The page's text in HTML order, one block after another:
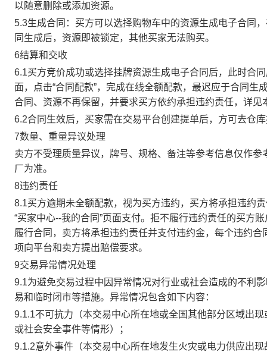
以随意删除或添加资源。
5.3生成合同：买方可以选择购物车中的资源生成电子合同
同生成后，资源即被锁定，其他买家无法购买。
6结算和交收
6.1买方竞价成功或选择挂牌资源生成电子合同后，此时合
面，点击“合同配款”，完成在线全额配款，最迟应于合同
合同、资源不再保留，并要求买方依约承担违约责任，详见
6.2合同生效后，买家需在交易平台创建提单后，方可去仓
7数量、重量异议处理
卖方不受理质量异议，牌号、规格、备注等参考信息仅作
厂为准。
8违约责任
8.1买方逾期未全额配款，视为买方违约，买方将承担违约
“买家中心--我的合同”页面支付。拒不履行违约责任的买方
履行合同，卖方将承担违约责任并支付违约金，每个违约
项向平台和卖方提出赔偿要求。
9交易异常情况处理
9.1为避免交易过程中因异常情况对行业或社会造成的不利
易和临时闭市等措施。异常情况包含如下内容：
9.1.1不可抗力（本交易中心所在地或全国其他部分区域出
或社会安全事件等情形）；
9.1.2意外事件（本交易中心所在地发生火灾或电力供应出